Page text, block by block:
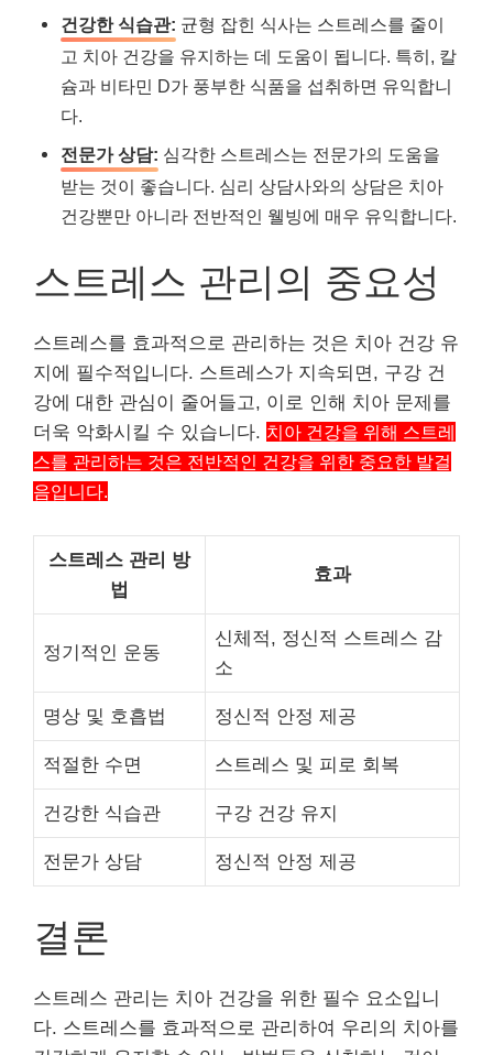
건강한 식습관: 균형 잡힌 식사는 스트레스를 줄이
고 치아 건강을 유지하는 데 도움이 됩니다. 특히, 칼
슘과 비타민 D가 풍부한 식품을 섭취하면 유익합니
다.
전문가 상담: 심각한 스트레스는 전문가의 도움을
받는 것이 좋습니다. 심리 상담사와의 상담은 치아
건강뿐만 아니라 전반적인 웰빙에 매우 유익합니다.
스트레스 관리의 중요성
스트레스를 효과적으로 관리하는 것은 치아 건강 유
지에 필수적입니다. 스트레스가 지속되면, 구강 건
강에 대한 관심이 줄어들고, 이로 인해 치아 문제를
더욱 악화시킬 수 있습니다. 치아 건강을 위해 스트레
스를 관리하는 것은 전반적인 건강을 위한 중요한 발걸
음입니다.
스트레스 관리 방
법
효과
정기적인 운동
신체적, 정신적 스트레스 감
소
명상 및 호흡법 정신적 안정 제공
적절한 수면 스트레스 및 피로 회복
건강한 식습관 구강 건강 유지
전문가 상담 정신적 안정 제공
결론
스트레스 관리는 치아 건강을 위한 필수 요소입니
다. 스트레스를 효과적으로 관리하여 우리의 치아를